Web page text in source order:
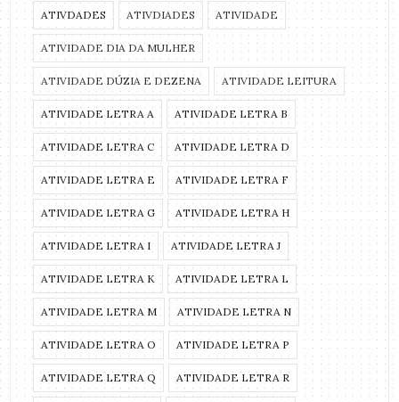
ATIVDADES ATIVDIADES ATIVIDADE
ATIVIDADE DIA DA MULHER
ATIVIDADE DÚZIA E DEZENA ATIVIDADE LEITURA
ATIVIDADE LETRA A ATIVIDADE LETRA B
ATIVIDADE LETRA C ATIVIDADE LETRA D
ATIVIDADE LETRA E ATIVIDADE LETRA F
ATIVIDADE LETRA G ATIVIDADE LETRA H
ATIVIDADE LETRA I ATIVIDADE LETRA J
ATIVIDADE LETRA K ATIVIDADE LETRA L
ATIVIDADE LETRA M ATIVIDADE LETRA N
ATIVIDADE LETRA O ATIVIDADE LETRA P
ATIVIDADE LETRA Q ATIVIDADE LETRA R